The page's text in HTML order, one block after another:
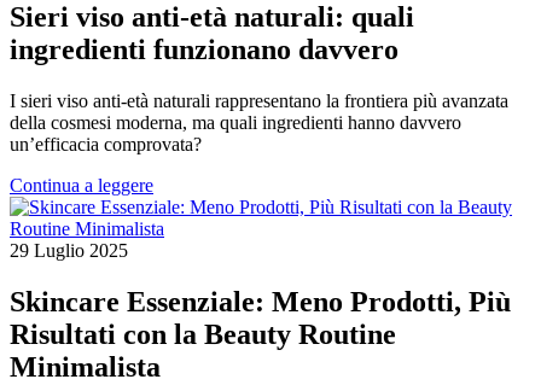
Sieri viso anti-età naturali: quali
ingredienti funzionano davvero
I sieri viso anti-età naturali rappresentano la frontiera più avanzata
della cosmesi moderna, ma quali ingredienti hanno davvero
un’efficacia comprovata?
Continua a leggere
29 Luglio 2025
Skincare Essenziale: Meno Prodotti, Più
Risultati con la Beauty Routine
Minimalista